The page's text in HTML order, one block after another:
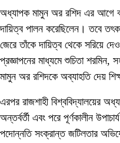
অধ্যাপক মামুন অর রশিদ এর আগে
দায়িত্ব পালন করেছিলেন। তবে
জেরে তাঁকে দায়িত্ব থেকে সরিয়ে
প্রজ্ঞাপনের মাধ্যমে শুচিতা শরমিন,
মামুন অর রশিদকে অব্যাহতি দেয়
এরপর রাজশাহী বিশ্ববিদ্যালয়ের
অন্তর্বর্তী এবং পরে পূর্ণকালীন
পদোন্নতি সংক্রান্ত জটিলতার